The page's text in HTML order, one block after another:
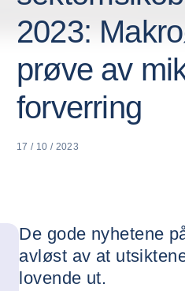
2023:
prøve av
forverring
17 / 10 / 2023
De gode nyhetene
avløst av at
lovende ut.